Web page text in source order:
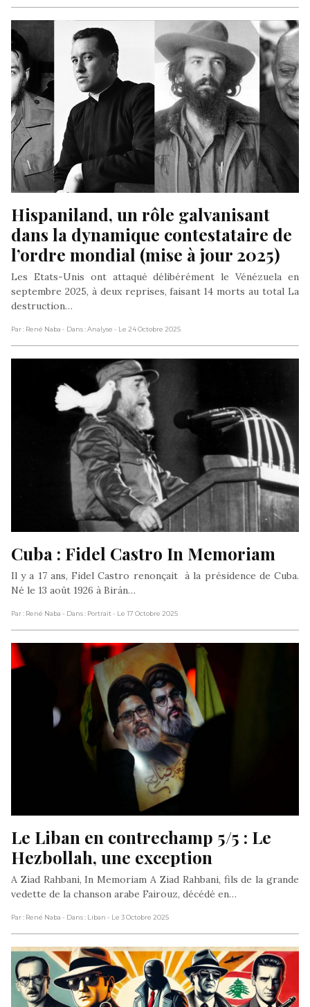
Hispaniland, un rôle galvanisant
dans la dynamique contestataire de
l’ordre mondial (mise à jour 2025)
Les Etats-Unis ont attaqué délibérément le Vénézuela en
septembre 2025, à deux reprises, faisant 14 morts au total La
destruction…
Par : René Naba - Dans : Analyse - Le 24 Octobre 2025
Cuba : Fidel Castro In Memoriam
Il y a 17 ans, Fidel Castro renonçait à la présidence de Cuba.
Né le 13 août 1926 à Birán…
Par : René Naba - Dans : Portrait- Le 17 Octobre 2025
Le Liban en contrechamp 5/5 : Le
Hezbollah, une exception
A Ziad Rahbani, In Memoriam A Ziad Rahbani, fils de la grande
vedette de la chanson arabe Fairouz, décédé en…
Par : René Naba - Dans : Liban - Le 3 Octobre 2025